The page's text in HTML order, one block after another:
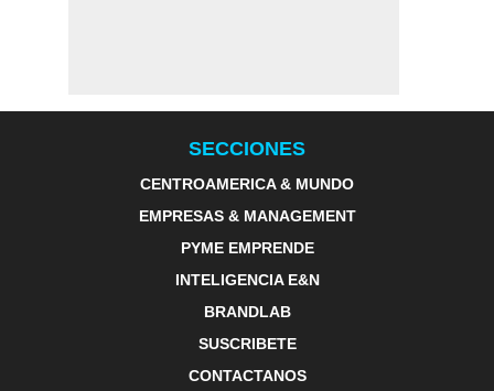
SECCIONES
CENTROAMERICA & MUNDO
EMPRESAS & MANAGEMENT
PYME EMPRENDE
INTELIGENCIA E&N
BRANDLAB
SUSCRIBETE
CONTACTANOS